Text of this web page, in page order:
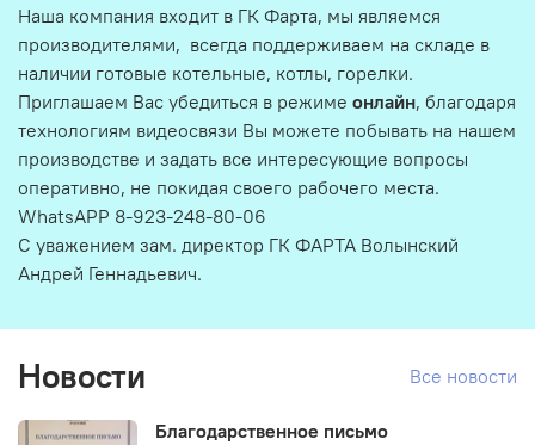
Наша компания входит в ГК Фарта, мы являемся
производителями, всегда поддерживаем на складе в
наличии готовые котельные, котлы, горелки.
Приглашаем Вас убедиться в режиме онлайн, благодаря
технологиям видеосвязи Вы можете побывать на нашем
производстве и задать все интересующие вопросы
оперативно, не покидая своего рабочего места.
WhatsAPP 8-923-248-80-06
С уважением зам. директор ГК ФАРТА Волынский
Андрей Геннадьевич.
Новости Все новости
Благодарственное письмо